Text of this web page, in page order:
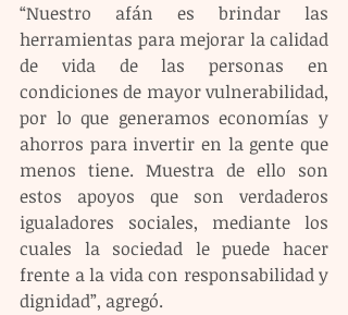
“Nuestro afán es brindar las
herramientas para mejorar la calidad
de vida de las personas en
condiciones de mayor vulnerabilidad,
por lo que generamos economías y
ahorros para invertir en la gente que
menos tiene. Muestra de ello son
estos apoyos que son verdaderos
igualadores sociales, mediante los
cuales la sociedad le puede hacer
frente a la vida con responsabilidad y
dignidad”, agregó.